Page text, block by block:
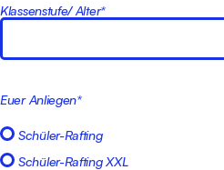
Klassenstufe/ Alter*
Euer Anliegen*
Schüler-Rafting
Schüler-Rafting XXL